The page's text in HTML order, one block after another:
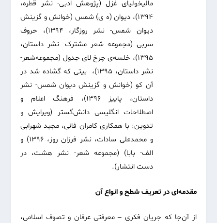
مالیخولیای غزل (پژوهش ادبی- نشر قطره،
۱۳۹۴)، دیوان (ه ی) شمس (خوانش و گزینش
دیوان شمس- نشر روزگار، ۱۳۹۴)، حروف
سربی (مجموعه شعر مشترک- نشر داستان،
۱۳۹۵)، خلسه‌ی چرخ لای جدول (مجموعه‌شعر-
نشر داستان، ۱۳۹۵)، بیتی که گشاده شد در
آن کو (خوانش و گزینش دیوان شمس- نشر
داستان، پاییز ۱۳۹۶)، فرهنگ اعلام و
اصطلاحات انگلیسی دانش‌گستر (ویرایش و
تدوین: با همکاری کامران فانی، مجید شهرابی
و محمدعلی سادات، نشر فرزان روز، ۱۳۹۶) و
الف- بابا) (مجموعه شعر- نشر هشت، در
دست انتشار).
مقدمهای در تعریف شطح و انواع آن
از آن‌جا که جریان فکری – معرفتی عرفان و تصوف اسلامی،